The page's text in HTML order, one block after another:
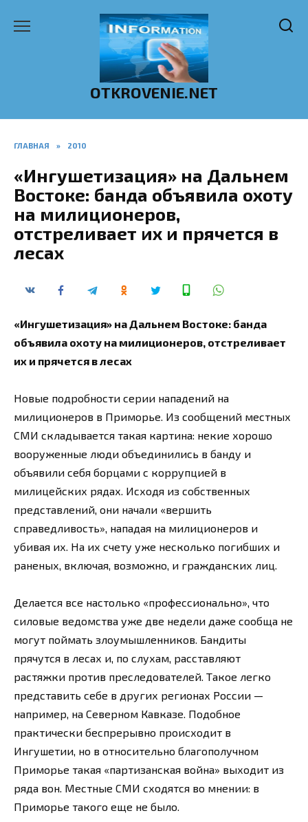
OTKROVENIE.NET
ГЛАВНАЯ » 2010
«Ингушетизация» на Дальнем
Востоке: банда объявила охоту
на милиционеров,
отстреливает их и прячется в
лесах
«Ингушетизация» на Дальнем Востоке: банда
объявила охоту на милиционеров, отстреливает
их и прячется в лесах
Новые подробности серии нападений на
милиционеров в Приморье. Из сообщений местных
СМИ складывается такая картина: некие хорошо
вооруженные люди объединились в банду и
объявили себя борцами с коррупцией в
милицейских рядах. Исходя из собственных
представлений, они начали «вершить
справедливость», нападая на милиционеров и
убивая их. На их счету уже несколько погибших и
раненых, включая, возможно, и гражданских лиц.
Делается все настолько «профессионально», что
силовые ведомства уже две недели даже сообща не
могут поймать злоумышленников. Бандиты
прячутся в лесах и, по слухам, расставляют
растяжки против преследователей. Такое легко
представить себе в других регионах России —
например, на Северном Кавказе. Подобное
практически беспрерывно происходит в
Ингушетии, но в относительно благополучном
Приморье такая «партизанская война» выходит из
ряда вон. Местные СМИ сходятся во мнении: в
Приморье такого еще не было.